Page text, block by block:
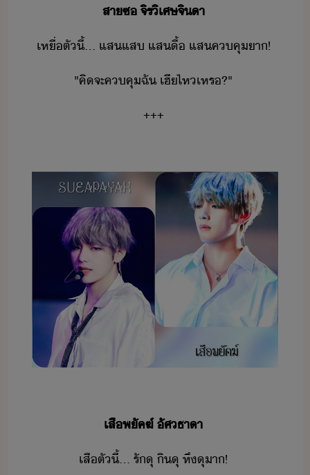
สา​ซ​ ​จิร​ิเศษ​จิา
เหื่​ตั​ี้​...​ ​แสแส​ ​แส​ื้​ ​แส​คคุ​า​!
"​คิ​จะ​คคุ​ฉั​ ​เฮี​ไห​เหร​?​"
+++
เสื​พัคฆ์​ ​ัศ​ธาา
เสื​ตั​ี้​...​ ​รั​ุ​ ​ิ​ุ​ ​หึ​ุา​!